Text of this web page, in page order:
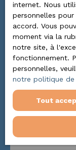
Pertinence
Trier par
internet. Nous
personnelles
accord. Vous
moment via la
notre site, à
fonctionnement.
personnelles,
notre politique
Tout